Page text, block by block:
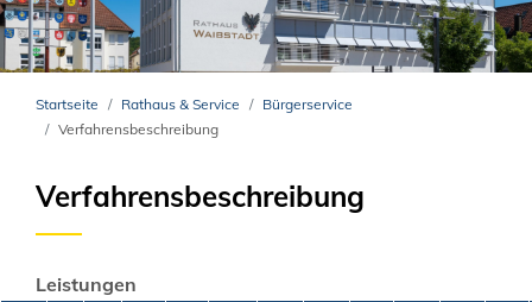
Startseite Rathaus & Service
Bürgerservice
Verfahrensbeschreibung
Verfahrensbeschreibung
Leistungen